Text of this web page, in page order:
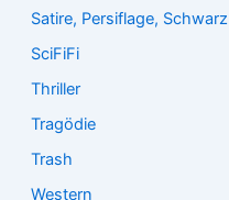
Satire, Persiflage, Schwarz
SciFiFi
Thriller
Tragödie
Trash
Western